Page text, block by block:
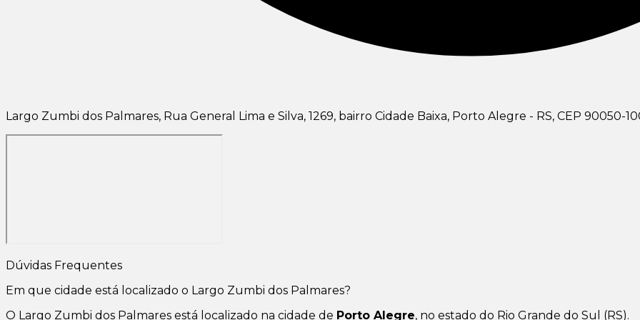
Largo Zumbi dos Palmares, Rua General Lima e Silva, 1269, bairro Cidade Baixa, Porto Alegre - RS, CEP 90050-
Dúvidas Frequentes
Em que cidade está localizado o Largo Zumbi dos Palmares?
O Largo Zumbi dos Palmares está localizado na cidade de Porto Alegre, no estado do Rio Grande do Sul (RS).